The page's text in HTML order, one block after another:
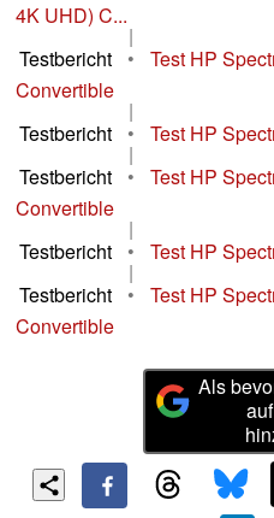
4K UHD) C...
|
Testbericht
•
Test HP
Convertible
|
Testbericht
• Test HP
|
Testbericht
•
Test HP
Convertible
|
Testbericht
• Test HP
|
Testbericht
•
Test HP
Convertible
Als